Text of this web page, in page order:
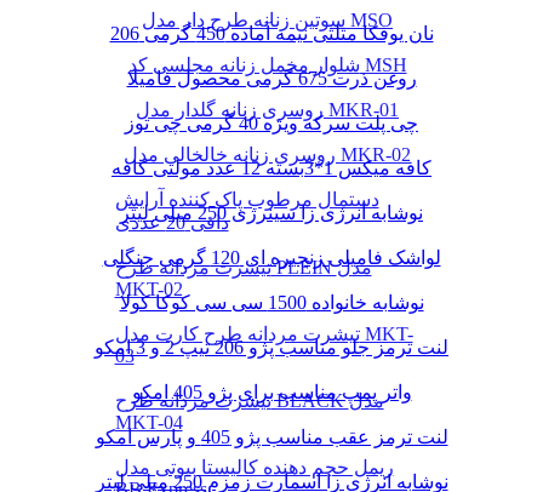
سوتین زنانه طرح دار مدل MSO
شلوار مخمل زنانه مجلسی کد MSH
روسری زنانه گلدار مدل MKR-01
روسری زنانه خالخالی مدل MKR-02
دستمال مرطوب پاک کننده آرایش
دافی 20 عددی
تیشرت مردانه طرح PLEIN مدل
MKT-02
تیشرت مردانه طرح کارت مدل MKT-
03
تیشرت مردانه طرح BLACK مدل
MKT-04
ریمل حجم دهنده کالیستا بیوتی مدل
نان یوفکا مثلثی نیمه آماده 450 گرمی 206
روغن ذرت 675 گرمی محصول فامیلا
چی پلت سرکه ویژه 40 گرمی چی توز
کافه میکس 1*3بسته 12 عدد مولتی کافه
نوشابه انرژی زا سینرژی 250 میلی لیتر
لواشک فامیلی زنجیره ای 120 گرمی جنگلی
نوشابه خانواده 1500 سی سی کوکا کولا
لنت ترمز جلو مناسب پژو 206 تیپ 2 و 3 امکو
واتر پمپ مناسب برای پژو 405 امکو
لنت ترمز عقب مناسب پژو 405 و پارس امکو
نوشابه انرژی زا اسمارت زمزم 250 میلی لیتر